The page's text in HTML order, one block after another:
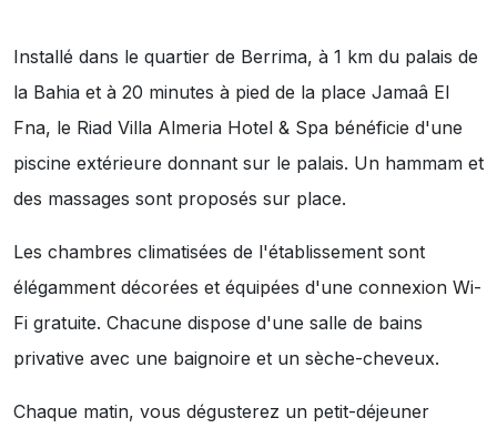
Installé dans le quartier de Berrima, à 1 km du palais de
la Bahia et à 20 minutes à pied de la place Jamaâ El
Fna, le Riad Villa Almeria Hotel & Spa bénéficie d'une
piscine extérieure donnant sur le palais. Un hammam et
des massages sont proposés sur place.
Les chambres climatisées de l'établissement sont
élégamment décorées et équipées d'une connexion Wi-
Fi gratuite. Chacune dispose d'une salle de bains
privative avec une baignoire et un sèche-cheveux.
Chaque matin, vous dégusterez un petit-déjeuner